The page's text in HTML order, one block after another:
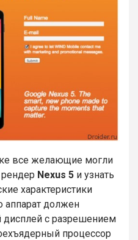
все желающие могли
Nexus 5 и узнать
характеристики
аппарат должен
с разрешением
процессор